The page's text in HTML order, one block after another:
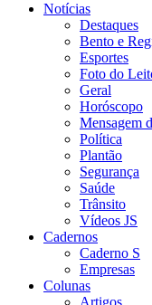
Notícias
Destaques
Bento e
Esportes
Foto do
Geral
Horóscopo
Mensagem
Política
Plantão
Segurança
Saúde
Trânsito
Vídeos JS
Cadernos
Caderno S
Empresas
Colunas